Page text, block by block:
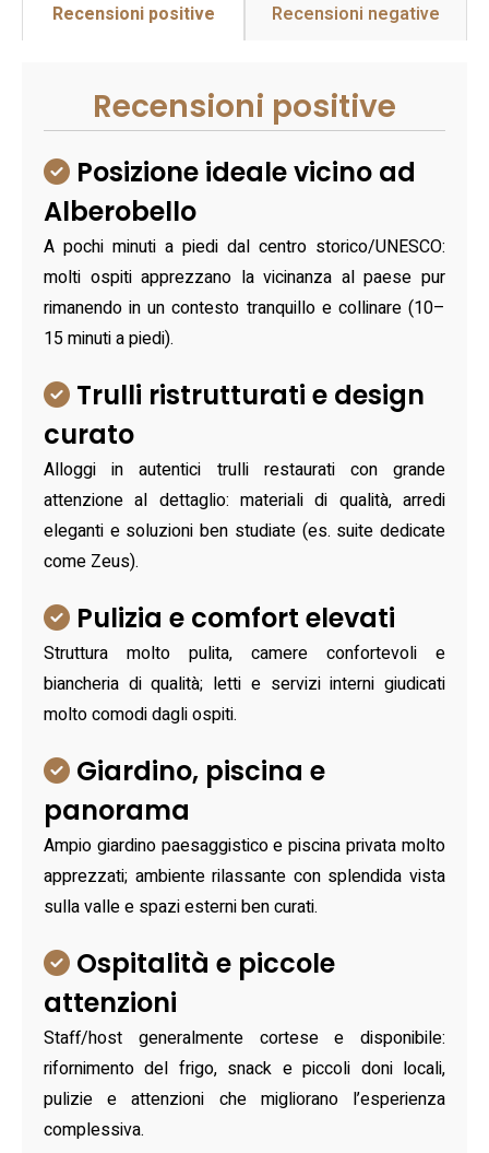
Recensioni positive Recensioni negative
Recensioni positive
Posizione ideale vicino ad
Alberobello
A pochi minuti a piedi dal centro storico/UNESCO:
molti ospiti apprezzano la vicinanza al paese pur
rimanendo in un contesto tranquillo e collinare (10–
15 minuti a piedi).
Trulli ristrutturati e design
curato
Alloggi in autentici trulli restaurati con grande
attenzione al dettaglio: materiali di qualità, arredi
eleganti e soluzioni ben studiate (es. suite dedicate
come Zeus).
Pulizia e comfort elevati
Struttura molto pulita, camere confortevoli e
biancheria di qualità; letti e servizi interni giudicati
molto comodi dagli ospiti.
Giardino, piscina e
panorama
Ampio giardino paesaggistico e piscina privata molto
apprezzati; ambiente rilassante con splendida vista
sulla valle e spazi esterni ben curati.
Ospitalità e piccole
attenzioni
Staff/host generalmente cortese e disponibile:
rifornimento del frigo, snack e piccoli doni locali,
pulizie e attenzioni che migliorano l’esperienza
complessiva.